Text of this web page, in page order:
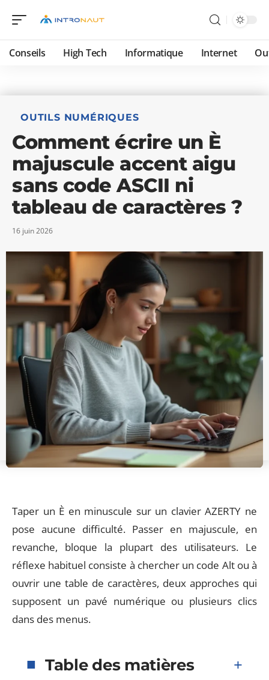
Conseils High Tech Informatique Internet
OUTILS NUMÉRIQUES
Comment écrire un È
majuscule accent aigu
sans code ASCII ni
tableau de caractères ?
16 juin 2026
Taper un È en minuscule sur un clavier AZERTY ne
pose aucune difficulté. Passer en majuscule, en
revanche, bloque la plupart des utilisateurs. Le
réflexe habituel consiste à chercher un code Alt ou à
ouvrir une table de caractères, deux approches qui
supposent un pavé numérique ou plusieurs clics
dans des menus.
Table des matières